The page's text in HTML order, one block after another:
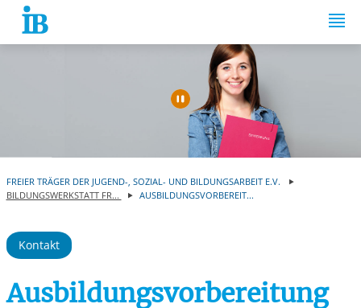
Springe zum Inhalt
Automatische
FREIER TRÄGER DER JUGEND-, SOZIAL- UND BILDUNGSARBEIT E.V.
BILDUNGSWERKSTATT FR...
AUSBILDUNGSVORBEREIT...
Kontakt
Ausbildungsvorbereitung